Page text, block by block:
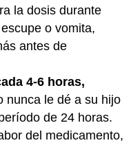
la dosis durante
o vomita,
antes de
4-6 horas,
nunca le dé a su hijo
de 24 horas.
del medicamento,